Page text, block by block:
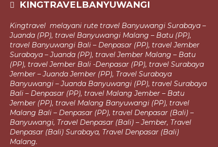
KINGTRAVELBANYUWANGI
Kingtravel melayani rute travel Banyuwangi Surabaya –
Juanda (PP), travel Banyuwangi Malang – Batu (PP),
travel Banyuwangi Bali – Denpasar (PP), travel Jember
Surabaya – Juanda (PP), travel Jember Malang – Batu
(PP), travel Jember Bali -Denpasar (PP), travel Surabaya
Jember – Juanda Jember (PP), Travel Surabaya
Banyuwangi – Juanda Banyuwangi (PP), travel Surabaya
Bali – Denpasar (PP), travel Malang Jember – Batu
Jember (PP), travel Malang Banyuwangi (PP), travel
Malang Bali – Denpasar (PP), travel Denpasar (Bali) –
Banyuwangi, Travel Denpasar (Bali) – Jember, Travel
Denpasar (Bali) Surabaya, Travel Denpasar (Bali)
Malang.